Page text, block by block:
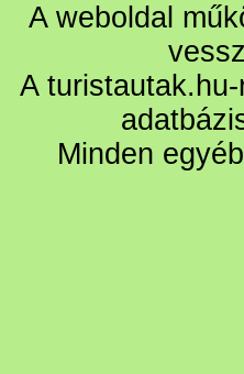
A weboldal
A
Minden